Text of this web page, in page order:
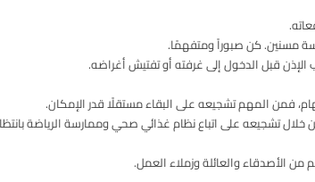
مسنين. كن صبوراً ومتفهمًا.
قبل الدخول إلى غرفته أو تفتيش أغراضه.
فمن المهم تشجيعه على البقاء مستقلًا قدر الإمكان.
تشجيعه على اتباع نظام غذائي صحي وممارسة الرياضة
الأصدقاء والعائلة وزملاء العمل.